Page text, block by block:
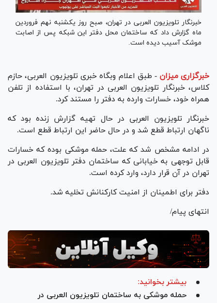
خبرنگار تلویزیون العربی در تهران، صبح روز یکشنبه نهم فروردین
ماه گزارش داد که ساختمان محل دفتر این شبکه پس از اصابت
موشک آسیب دیده است.
خبرگزاری میزان - طبق اعلام وبگاه خبری تلویزیون العربی، حازم
کلاس، خبرنگار تلویزیون العربی در تهران، با استفاده از تلفن
همراه خود، خسارات وارده به دفتر را مستند کرد.
خبرنگار تلویزیون العربی در حال تهیه گزارش زنده بود که
ناگهان ارتباط قطع شد و در حال حاضر این ارتباط قطع است.
در ادامه مشخص شد که علت، حمله موشکی بوده که خسارات
قابل توجهی به خیابانی که ساختمان دفتر تلویزیون العربی در
تهران در آن قرار دارد، وارد کرده است.
دفتر برای اطمینان از امنیت کارکنانش تخلیه شد.
انتهای پیام/
بیشتر بخوانید:
حمله موشکی به ساختمان تلویزیون العربی در